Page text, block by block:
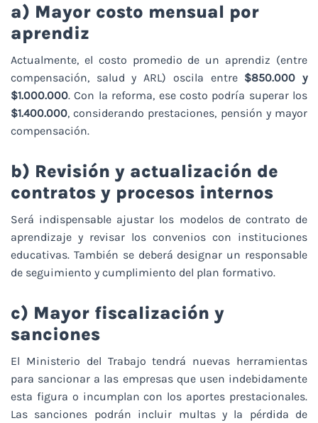
a) Mayor costo mensual por
aprendiz
Actualmente, el costo promedio de un aprendiz (entre
compensación, salud y ARL) oscila entre $850.000 y
$1.000.000. Con la reforma, ese costo podría superar los
$1.400.000, considerando prestaciones, pensión y mayor
compensación.
b) Revisión y actualización de
contratos y procesos internos
Será indispensable ajustar los modelos de contrato de
aprendizaje y revisar los convenios con instituciones
educativas. También se deberá designar un responsable
de seguimiento y cumplimiento del plan formativo.
c) Mayor fiscalización y
sanciones
El Ministerio del Trabajo tendrá nuevas herramientas
para sancionar a las empresas que usen indebidamente
esta figura o incumplan con los aportes prestacionales.
Las sanciones podrán incluir multas y la pérdida de